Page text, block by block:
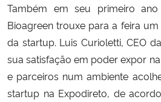
Também em seu primeiro
Bioagreen trouxe para a feira
da startup. Luis Curioletti, CEO
sua satisfação em poder expor
e parceiros num ambiente
startup na Expodireto, de